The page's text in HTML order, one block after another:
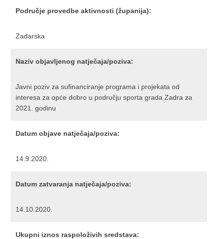
Područje provedbe aktivnosti (županija):
Zadarska
Naziv objavljenog natječaja/poziva:
Javni poziv za sufinanciranje programa i projekata od
interesa za opće dobro u području sporta grada Zadra za
2021. godinu
Datum objave natječaja/poziva:
14.9.2020.
Datum zatvaranja natječaja/poziva:
14.10.2020.
Ukupni iznos raspoloživih sredstava: